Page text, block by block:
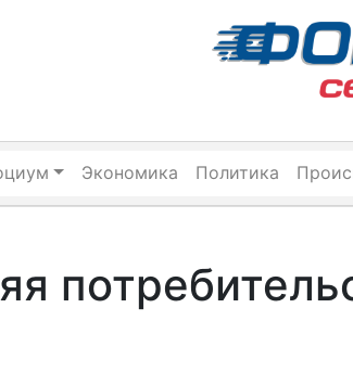
Экономика Политика